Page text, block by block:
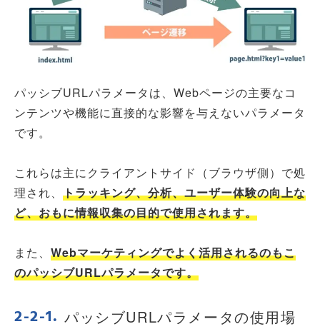
パッシブURLパラメータは、Webページの主要なコ
ンテンツや機能に直接的な影響を与えないパラメータ
です。
これらは主にクライアントサイド（ブラウザ側）で処
理され、 トラッキング、分析、ユーザー体験の向上な
ど、おもに情報収集の目的で使用されます。
また、 Webマーケティングでよく活用されるのもこ
のパッシブURLパラメータです。
パッシブURLパラメータの使用場